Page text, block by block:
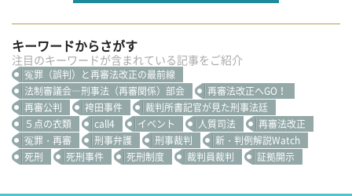
キーワードからさがす
注目のキーワードが含まれている記事をご紹介
冤罪（誤判）と再審法改正の最前線
法制審議会―刑事法（再審関係）部会
再審法改正へGO！
再審公判
袴田事件
裁判所書記官が見た刑事法廷
５点の衣類
call4 イベント 人質司法
再審法改正
冤罪・再審
刑事弁護 刑事裁判
新・判例解説Watch
死刑
死刑事件 死刑制度 裁判員裁判 証拠開示